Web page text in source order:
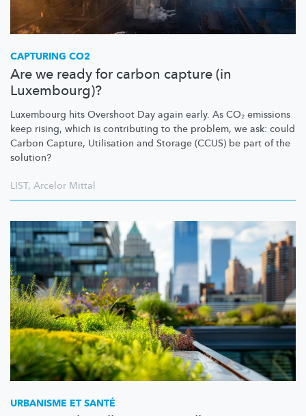
CAPTURING CO2
Are we ready for carbon capture (in
Luxembourg)?
Luxembourg hits Overshoot Day again early. As CO₂ emissions
keep rising, which is contributing to the problem, we ask: could
Carbon Capture, Utilisation and Storage (CCUS) be part of the
solution?
LIST, Arcelor Mittal
URBANISME ET SANTÉ